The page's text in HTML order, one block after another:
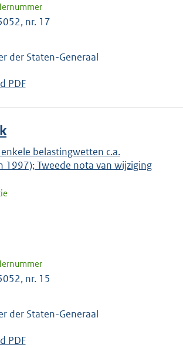
nr. 17
der Staten-Generaal
PDF
belastingwetten c.a.
1997); Tweede nota van wijziging
nr. 15
der Staten-Generaal
PDF